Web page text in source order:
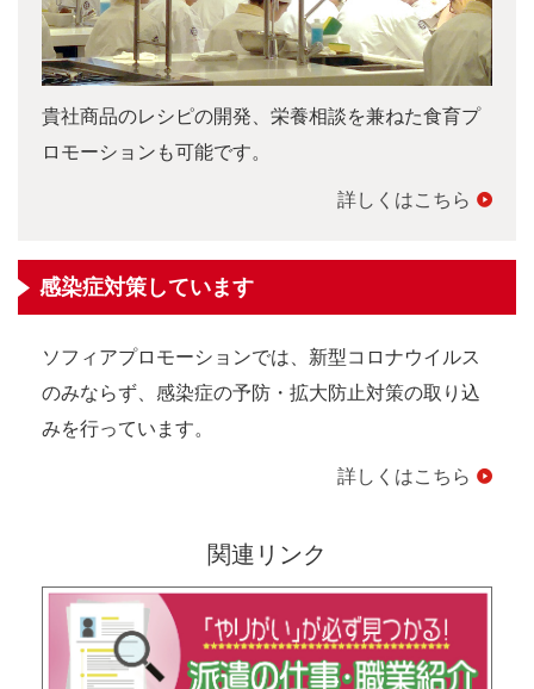
貴社商品のレシピの開発、栄養相談を兼ねた食育プ
ロモーションも可能です。
詳しくはこちら
感染症対策しています
ソフィアプロモーションでは、新型コロナウイルス
のみならず、感染症の予防・拡大防止対策の取り込
みを行っています。
詳しくはこちら
関連リンク